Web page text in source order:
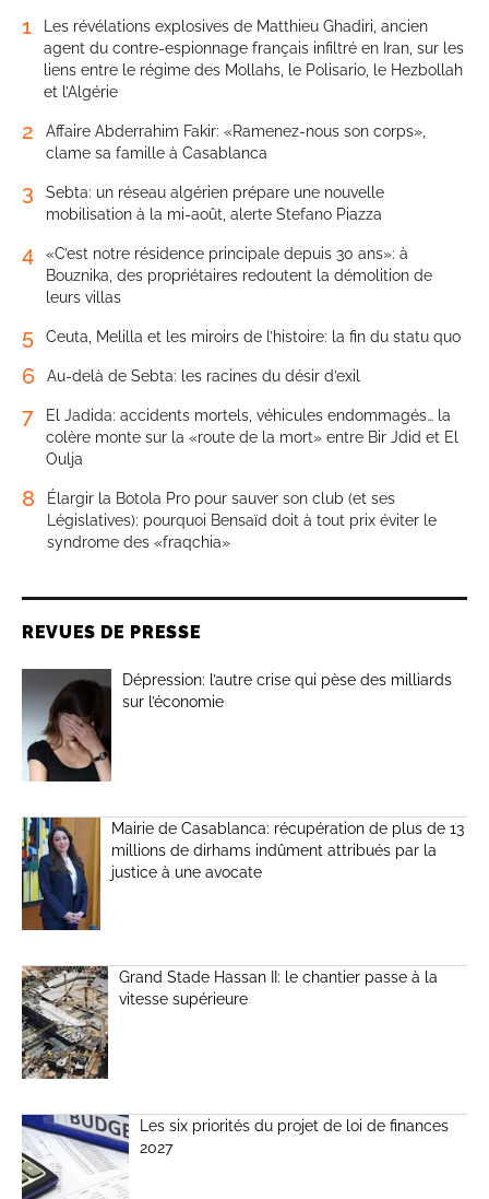
1
Les révélations explosives de Matthieu Ghadiri, ancien
agent du contre-espionnage français infiltré en Iran, sur les
liens entre le régime des Mollahs, le Polisario, le Hezbollah
et l’Algérie
2
Affaire Abderrahim Fakir: «Ramenez-nous son corps»,
clame sa famille à Casablanca
3
Sebta: un réseau algérien prépare une nouvelle
mobilisation à la mi-août, alerte Stefano Piazza
4
«C’est notre résidence principale depuis 30 ans»: à
Bouznika, des propriétaires redoutent la démolition de
leurs villas
5 Ceuta, Melilla et les miroirs de l’histoire: la fin du statu quo
6 Au-delà de Sebta: les racines du désir d’exil
7
El Jadida: accidents mortels, véhicules endommagés… la
colère monte sur la «route de la mort» entre Bir Jdid et El
Oulja
8
Élargir la Botola Pro pour sauver son club (et ses
Législatives): pourquoi Bensaïd doit à tout prix éviter le
syndrome des «fraqchia»
REVUES DE PRESSE
Dépression: l’autre crise qui pèse des milliards
sur l’économie
Mairie de Casablanca: récupération de plus de 13
millions de dirhams indûment attribués par la
justice à une avocate
Grand Stade Hassan II: le chantier passe à la
vitesse supérieure
Les six priorités du projet de loi de finances
2027